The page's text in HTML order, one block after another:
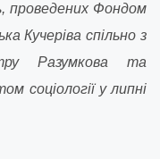
проведених Фондом
Кучеріва спільно з
Разумкова та
соціології у липні